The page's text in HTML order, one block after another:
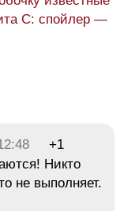
С: спойлер —
+1
Никто
не выполняет.